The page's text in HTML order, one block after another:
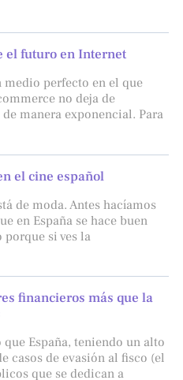
el futuro en Internet
medio perfecto en el que
no deja de
manera exponencial. Para
el cine español
de moda. Antes hacíamos
en España se hace buen
si ves la
financieros más que la
España, teniendo un alto
casos de evasión al fisco (el
que se dedican a